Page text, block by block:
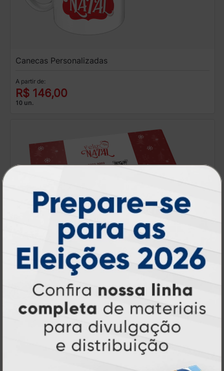
Canecas Personalizadas
A partir de:
R$ 146,00
10 un.
Capa de Carnê
A partir de:
R$ 92,00